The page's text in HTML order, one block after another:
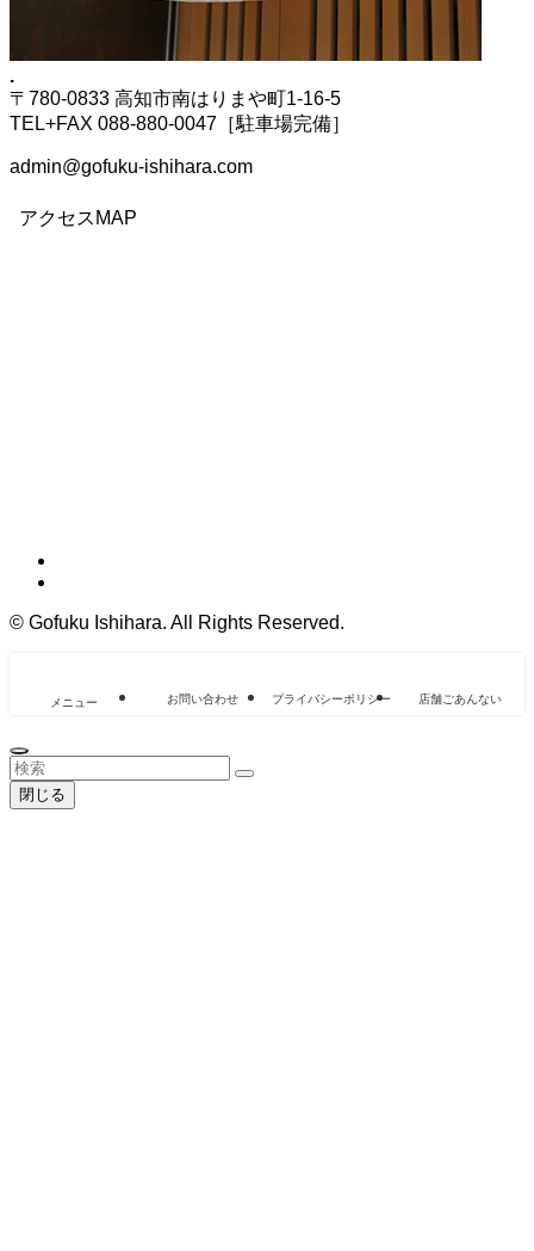
.
〒780-0833 高知市南はりまや町1-16-5
TEL+FAX 088-880-0047［駐車場完備］
admin@gofuku-ishihara.com
アクセスMAP
© Gofuku Ishihara. All Rights Reserved.
メニュー お問い合わせ プライバシーポリシー 店舗ごあんない
閉じる